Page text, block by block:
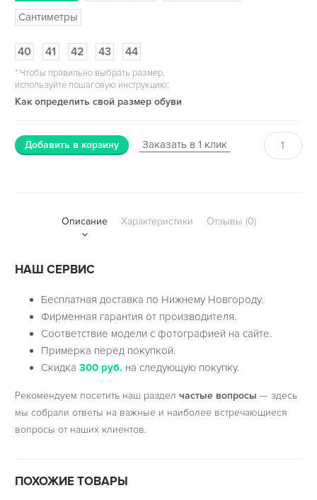
Сантиметры
40 41 42 43 44
*Чтобы правильно выбрать размер,
используйте пошаговую инструкцию:
Как определить свой размер обуви
Добавить в корзину Заказать в 1 клик
Описание Характеристики Отзывы (0)
НАШ СЕРВИС
Бесплатная доставка по Нижнему Новгороду.
Фирменная гарантия от производителя.
Соответствие модели с фотографией на сайте.
Примерка перед покупкой.
Скидка300 руб. на следующую покупку.
Рекомендуем посетить наш раздел частые вопросы — здесь
мы собрали ответы на важные и наиболее встречающиеся
вопросы от наших клиентов.
ПОХОЖИЕ ТОВАРЫ